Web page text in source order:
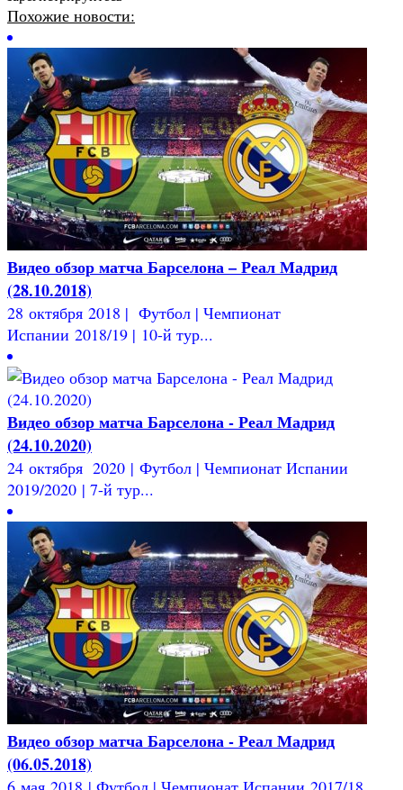
Похожие новости:
Видео обзор матча Барселона – Реал Мадрид
(28.10.2018)
28 октября 2018 | Футбол | Чемпионат
Испании 2018/19 | 10-й тур...
Видео обзор матча Барселона - Реал Мадрид
(24.10.2020)
24 октября 2020 | Футбол | Чемпионат Испании
2019/2020 | 7-й тур...
Видео обзор матча Барселона - Реал Мадрид
(06.05.2018)